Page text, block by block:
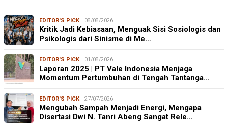
EDITOR'S PICK 08/08/2026
Kritik Jadi Kebiasaan, Menguak Sisi Sosiologis dan
Psikologis dari Sinisme di Me…
EDITOR'S PICK 01/08/2026
Laporan 2025 | PT Vale Indonesia Menjaga
Momentum Pertumbuhan di Tengah Tantanga…
EDITOR'S PICK 27/07/2026
Mengubah Sampah Menjadi Energi, Mengapa
Disertasi Dwi N. Tanri Abeng Sangat Rele…